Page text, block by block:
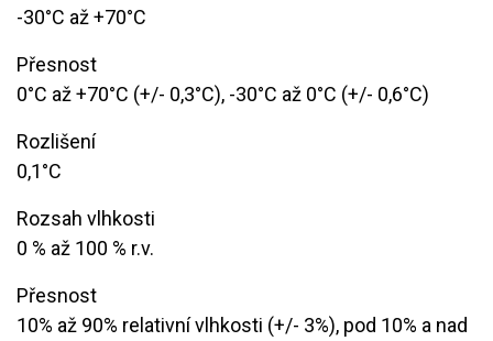
​-30°C až +70°C
Přesnost
0°C až +70°C (+/- 0,3°C), -30°C až 0°C (+/- 0,6°C)
Rozlišení
0,1°C
Rozsah vlhkosti
​0 % až 100 % r.v.
Přesnost
10% až 90% relativní vlhkosti (+/- 3%), pod 10% a nad